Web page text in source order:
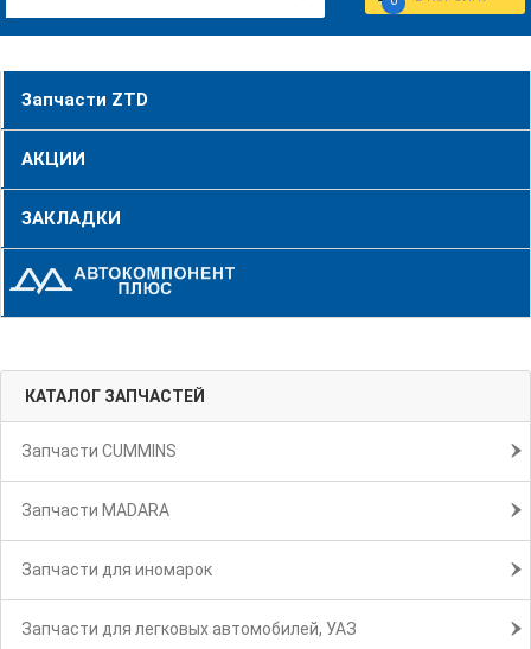
Запчасти ZTD
АКЦИИ
ЗАКЛАДКИ
КАТАЛОГ ЗАПЧАСТЕЙ
Запчасти CUMMINS
Запчасти MADARA
Запчасти для иномарок
Запчасти для легковых автомобилей, УАЗ